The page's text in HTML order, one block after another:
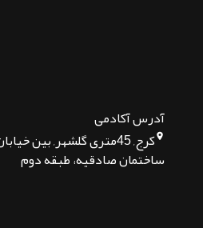
آدرس آکادمی
کرج, 45متری گلشهر, بین
ساختمان صادقیه، طبقه دوم